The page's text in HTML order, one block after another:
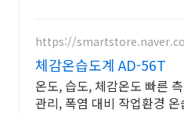
https://
체감온습도계 AD-56T
온도, 습도, 체감온도 빠른
관리, 폭염 대비 작업환경 온